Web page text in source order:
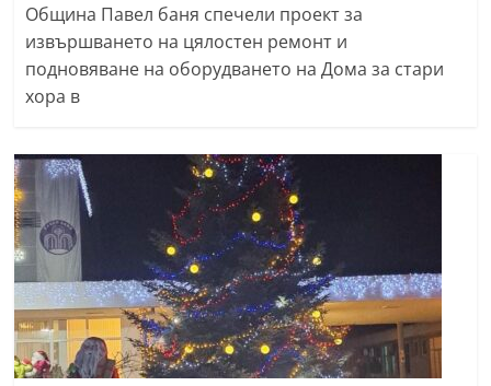
Община Павел баня спечели проект за
извършването на цялостен ремонт и
подновяване на оборудването на Дома за стари
хора в